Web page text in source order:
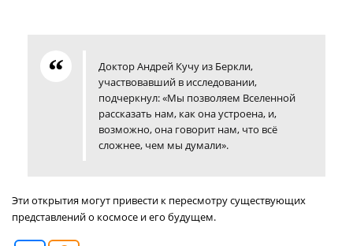
Доктор Андрей Кучу из Беркли,
участвовавший в исследовании,
подчеркнул: «Мы позволяем Вселенной
рассказать нам, как она устроена, и,
возможно, она говорит нам, что всё
сложнее, чем мы думали».
Эти открытия могут привести к пересмотру существующих
представлений о космосе и его будущем.